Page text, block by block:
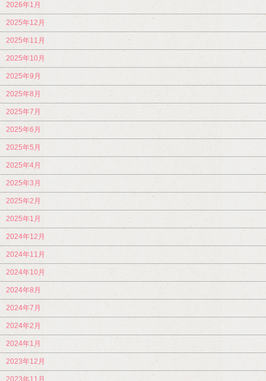
2026年1月
2025年12月
2025年11月
2025年10月
2025年9月
2025年8月
2025年7月
2025年6月
2025年5月
2025年4月
2025年3月
2025年2月
2025年1月
2024年12月
2024年11月
2024年10月
2024年8月
2024年7月
2024年2月
2024年1月
2023年12月